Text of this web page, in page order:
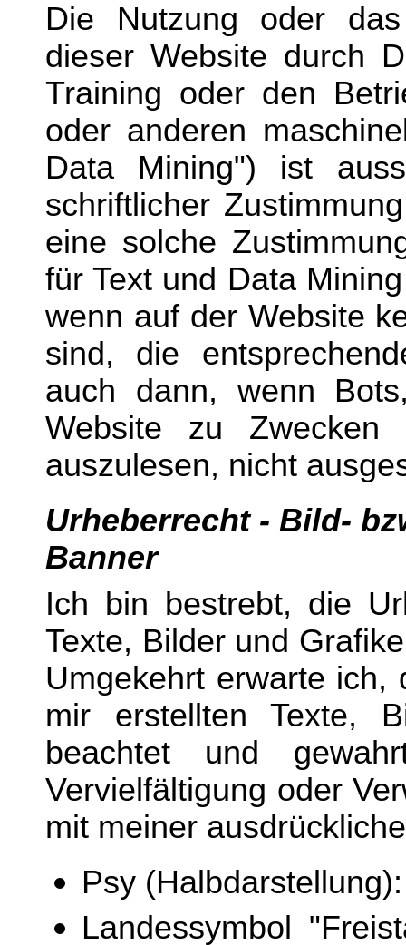
Die Nutzung oder
dieser Website durch
Training oder den
oder anderen
Data Mining") ist
schriftlicher
eine solche
für Text und Data
wenn auf der Website
sind, die
auch dann, wenn
Website zu
auszulesen, nicht
Urheberrecht- Bild-
Banner
Ich bin bestrebt, die
Texte, Bilder und
Umgekehrt erwarte
mir erstellten Texte,
beachtet und
Vervielfältigung oder
mit meiner
Psy
Landessymbol